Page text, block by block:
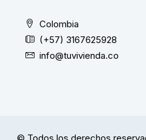
Colombia
(+57) 3167625928
info@tuvivienda.co